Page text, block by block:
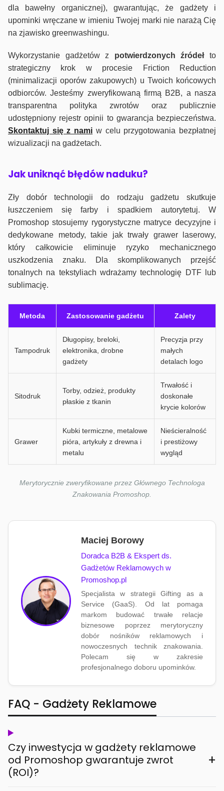
dla bawełny organicznej), gwarantując, że gadżety i
upominki wręczane w imieniu Twojej marki nie narażą Cię
na zjawisko greenwashingu.
Wykorzystanie gadżetów z potwierdzonych źródełto
strategiczny krok w procesie Friction Reduction
(minimalizacji oporów zakupowych) u Twoich końcowych
odbiorców. Jesteśmy zweryfikowaną firmą B2B, a nasza
transparentna polityka zwrotów oraz publicznie
udostępniony rejestr opinii to gwarancja bezpieczeństwa.
Skontaktuj się z nami w celu przygotowania bezpłatnej
wizualizacji na gadżetach.
Jak uniknąć błędów naduku?
Zły dobór technologii do rodzaju gadżetu skutkuje
łuszczeniem się farby i spadkiem autorytetuj. W
Promoshop stosujemy rygorystyczne matryce decyzyjne i
dedykowane metody, takie jak trwały grawer laserowy,
który całkowicie eliminuje ryzyko mechanicznego
uszkodzenia znaku. Dla skomplikowanych przejść
tonalnych na tekstyliach wdrażamy technologię DTF lub
sublimację.
Metoda Zastosowanie gadżetu Zalety
Tampodruk
Długopisy, breloki,
elektronika, drobne
gadżety
Precyzja przy
małych
detalach logo
Sitodruk
Torby, odzież, produkty
płaskie z tkanin
Trwałość i
doskonałe
krycie kolorów
Grawer
Kubki termiczne, metalowe
pióra, artykuły z drewna i
metalu
Nieścieralność
i prestiżowy
wygląd
Merytorycznie zweryfikowane przez Głównego Technologa
Znakowania Promoshop.
Maciej Borowy
Doradca B2B & Ekspert ds.
Gadżetów Reklamowych w
Promoshop.pl
Specjalista w strategii Gifting as a
Service (GaaS). Od lat pomaga
markom budować trwałe relacje
biznesowe poprzez merytoryczny
dobór nośników reklamowych i
nowoczesnych technik znakowania.
Polecam się w zakresie
profesjonalnego doboru upominków.
FAQ - Gadżety Reklamowe
Czy inwestycja w gadżety reklamowe
od Promoshop gwarantuje zwrot
(ROI)?
+